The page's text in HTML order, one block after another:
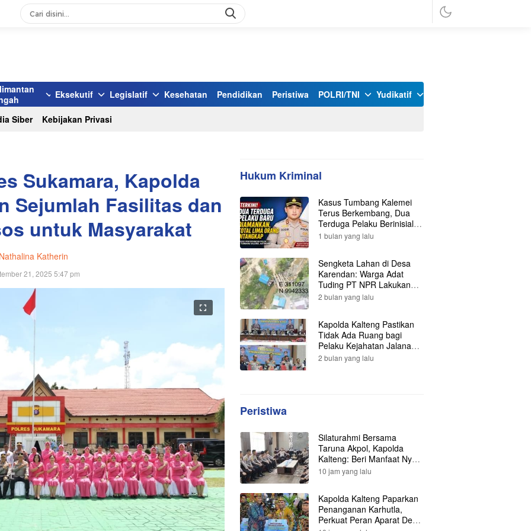
Eksekutif Legislatif Kesehatan Pendidikan Peristiwa POLRI/TNI Yudikatif
Siber Kebijakan Privasi
Sukamara, Kapolda
Sejumlah Fasilitas dan
untuk Masyarakat
Katherin
21, 2025 5:47 pm
Hukum Kriminal
Kasus Tumbang Kalemei
Terus Berkembang, Dua
Terduga Pelaku Berinisial Y
dan L Ditangkap, Total Lima
1 bulan yang lalu
Sengketa Lahan di Desa
Karendan: Warga Adat
Tuding PT NPR Lakukan
Pengrusakan, Minta
2 bulan yang lalu
Kapolda Kalteng Pastikan
Tidak Ada Ruang bagi
Pelaku Kejahatan Jalanan,
121 Kasus Terungkap dan
2 bulan yang lalu
Peristiwa
Silaturahmi Bersama
Taruna Akpol, Kapolda
Kalteng: Beri Manfaat Nyata
dan Inspiratif Bagi Siswa di
10 jam yang lalu
Kapolda Kalteng Paparkan
Penanganan Karhutla,
Perkuat Peran Aparat Desa